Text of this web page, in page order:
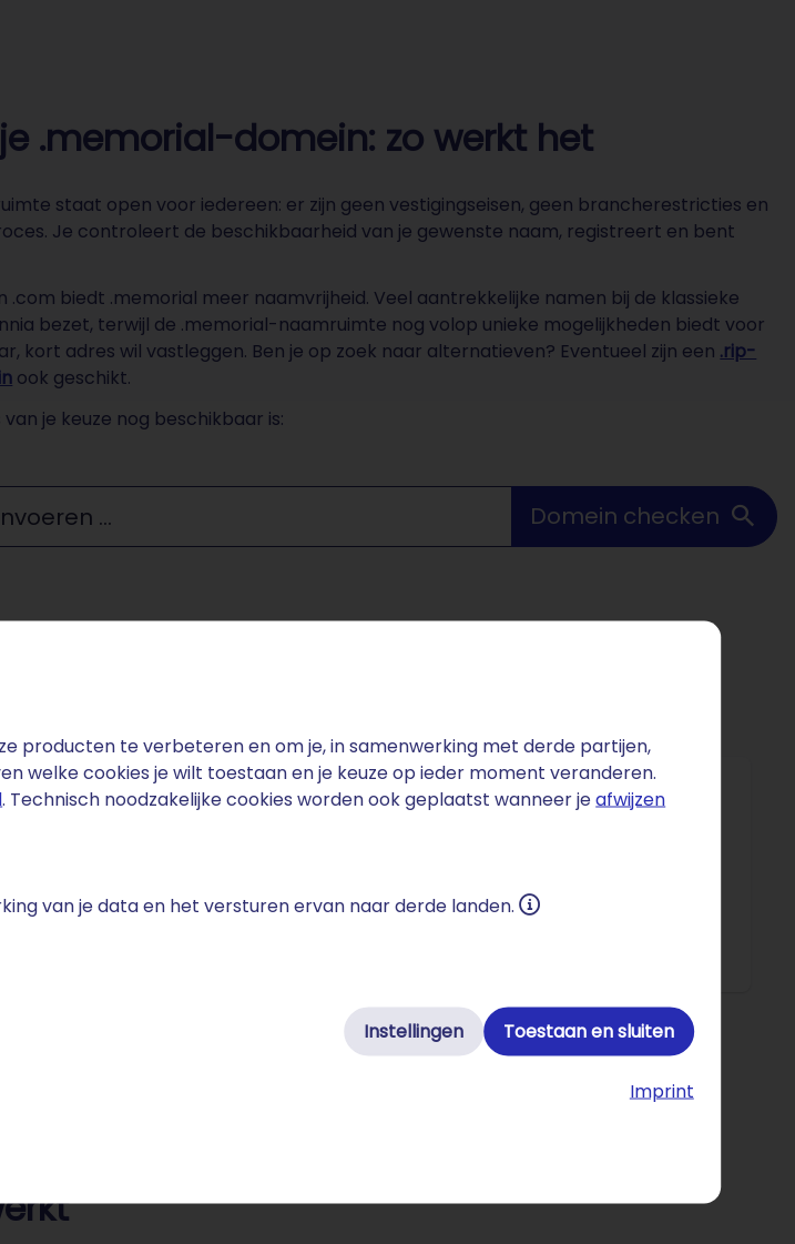
producten te verbeteren en om je, in samenwerking met derde partijen,
welke cookies je wilt toestaan en je keuze op ieder moment veranderen.
. Technisch noodzakelijke cookies worden ook geplaatst wanneer jeafwijzen
van je data en het versturen ervan naar derde landen.
Instellingen Toestaan en sluiten
Imprint
.memorial-domein: zo werkt het
staat open voor iedereen: er zijn geen vestigingseisen, geen brancherestricties en
Je controleert de beschikbaarheid van je gewenste naam, registreert en bent
.com biedt .memorial meer naamvrijheid. Veel aantrekkelijke namen bij de klassieke
bezet, terwijl de .memorial-naamruimte nog volop unieke mogelijkheden biedt voor
kort adres wil vastleggen. Ben je op zoek naar alternatieven? Eventueel zijn een .rip-
ook geschikt.
je keuze nog beschikbaar is:
Domein checken
door miljoenen via televisie en livestreams. Het NIOD Instituut voor Oorlogs-,
een internationaal toonaangevend herdenkingsinstituut.